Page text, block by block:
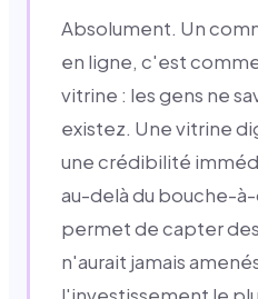
Absolument. Un
en ligne, c'est
vitrine : les gens ne
existez. Une vitrine
une crédibilité
au-delà du bouche-
permet de capter
n'aurait jamais